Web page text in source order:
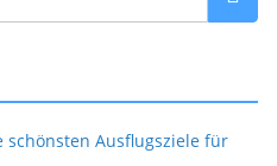
Ausflugsziele für